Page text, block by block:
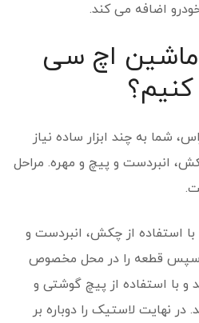
اضافه می کند.
ماشین اچ سی
شما به چند ابزار ساده نیاز
انبردست و پیچ و مهره. مراحل
با استفاده از چکش، انبردست و
سپس قطعه را در محل مخصوص
و با استفاده از پیچ گوشتی و
نهایت لاستیک را دوباره بر